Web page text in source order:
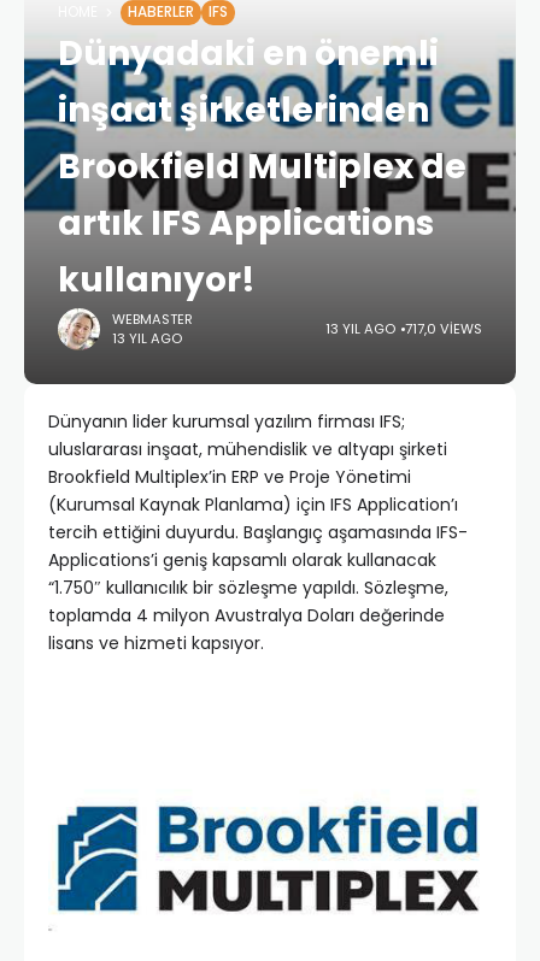
HABERLER IFS
Dünyadaki en önemli
inşaat şirketlerinden
Brookfield Multiplex de
artık IFS Applications
kullanıyor!
WEBMASTER
13 YIL AGO
13 YIL AGO 717,0 VIEWS
Dünyanın lider kurumsal yazılım firması IFS;
uluslararası inşaat, mühendislik ve altyapı şirketi
Brookfield Multiplex’in ERP ve Proje Yönetimi
(Kurumsal Kaynak Planlama) için IFS Application’ı
tercih ettiğini duyurdu. Başlangıç aşamasında IFS-
Applications’i geniş kapsamlı olarak kullanacak
“1.750″ kullanıcılık bir sözleşme yapıldı. Sözleşme,
toplamda 4 milyon Avustralya Doları değerinde
lisans ve hizmeti kapsıyor.